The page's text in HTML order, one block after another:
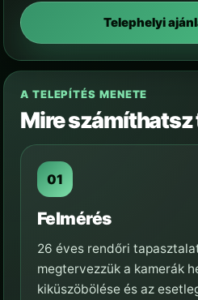
Telephelyi
A TELEPÍTÉS MENETE
Mire
Felmérés
26 éves rendőri
megtervezzük a kamerák
kiküszöbölése és az